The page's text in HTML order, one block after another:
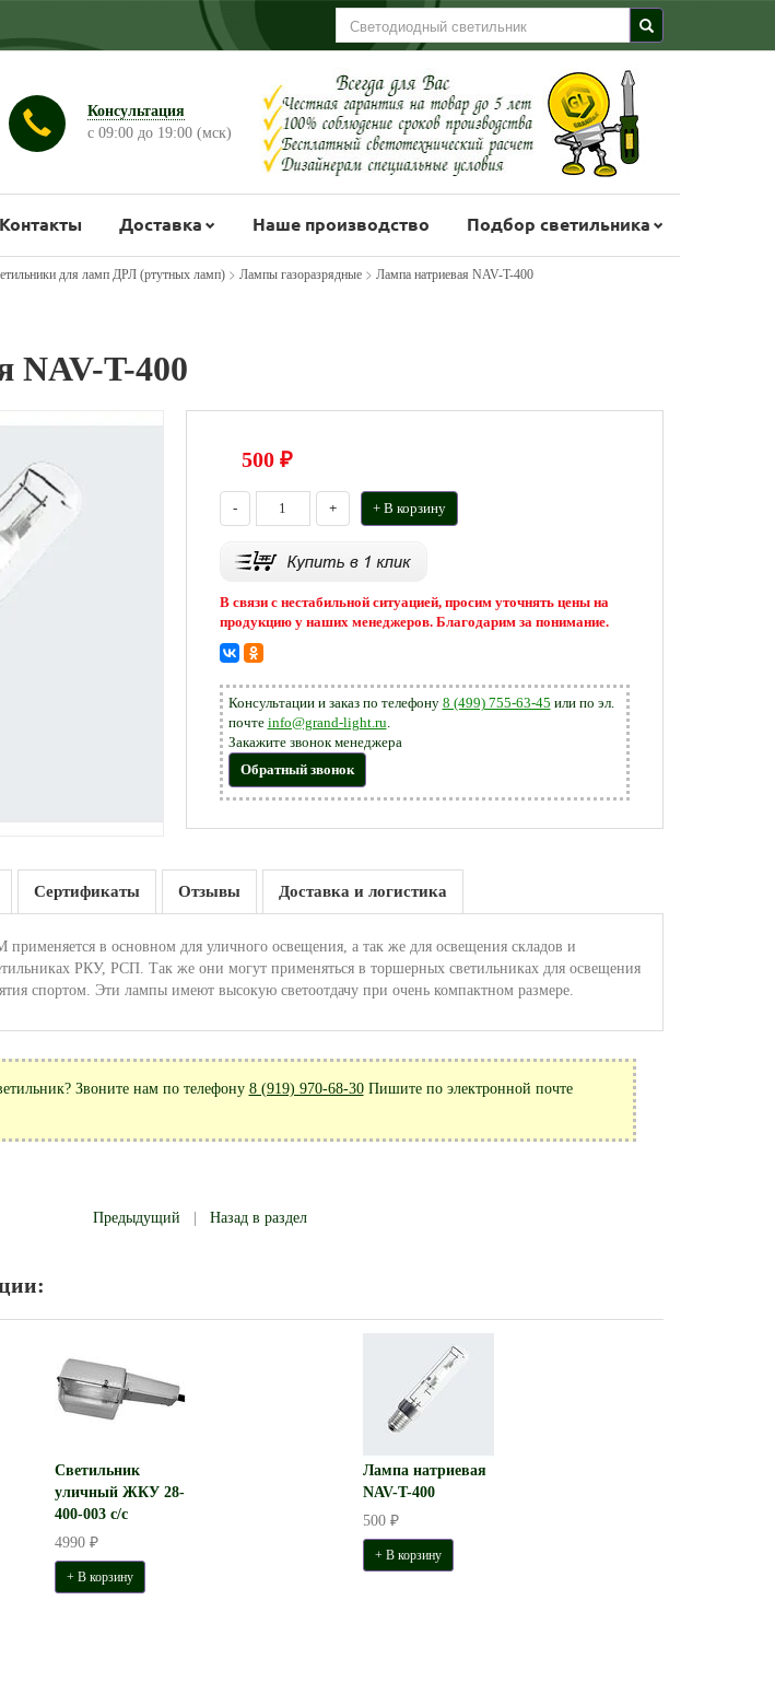
Консультация
с 09:00 до 19:00 (мск)
Контакты Доставка Наше производство Подбор светильника
для ламп ДРЛ (ртутных ламп)> Лампы газоразрядные> Лампа натриевая NAV-T-400
NAV-T-400
500₽
- + + В корзину
В связи с нестабильной ситуацией, просим уточнять цены на
продукцию у наших менеджеров. Благодарим за понимание.
Консультации и заказ по телефону 8 (499) 755-63-45 или по эл.
почте info@grand-light.ru.
Закажите звонок менеджера
Обратный звонок
Сертификаты Отзывы Доставка и логистика
в основном для уличного освещения, а так же для освещения складов и
РКУ, РСП. Так же они могут применяться в торшерных светильниках для освещения
спортом. Эти лампы имеют высокую светоотдачу при очень компактном размере.
Звоните нам по телефону 8 (919) 970-68-30Пишите по электронной почте
Предыдущий |Назад в раздел
Светильник
уличный ЖКУ 28-
400-003 с/с
4990 ₽
+ В корзину
Лампа натриевая
NAV-T-400
500 ₽
+ В корзину